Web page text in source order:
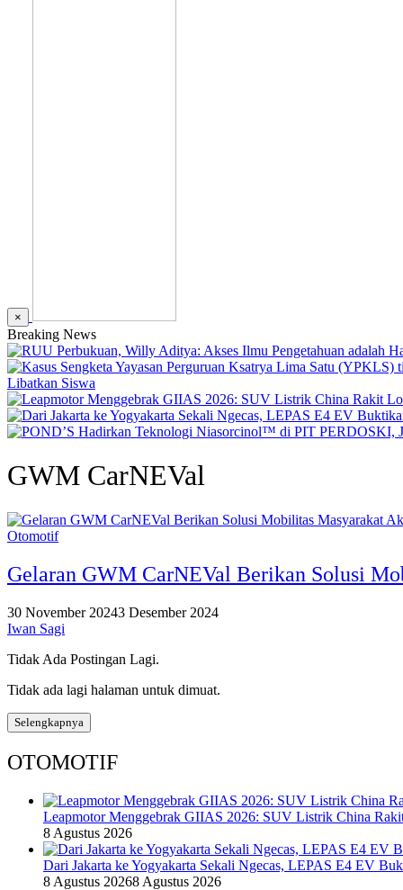
×
Breaking News
Libatkan Siswa
GWM CarNEVal
Otomotif
Gelaran GWM CarNEVal Berikan Solusi
30 November 20243 Desember 2024
Iwan Sagi
Tidak Ada Postingan Lagi.
Tidak ada lagi halaman untuk dimuat.
Selengkapnya
OTOMOTIF
Leapmotor Menggebrak GIIAS 2026: SUV Listrik China
8 Agustus 2026
Dari Jakarta ke Yogyakarta Sekali Ngecas, LEPAS E4 EV
8 Agustus 20268 Agustus 2026